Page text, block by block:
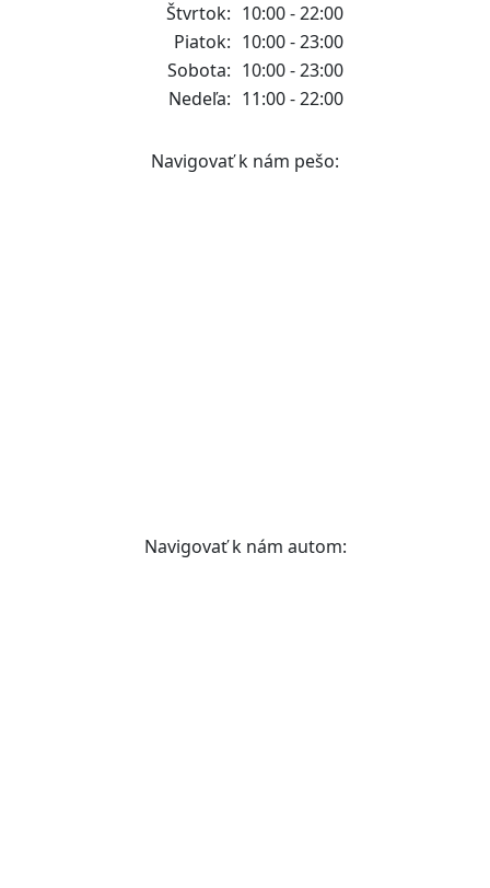
Štvrtok: 10:00 - 22:00
Piatok: 10:00 - 23:00
Sobota: 10:00 - 23:00
Nedeľa: 11:00 - 22:00
Navigovať k nám pešo:
Navigovať k nám autom: